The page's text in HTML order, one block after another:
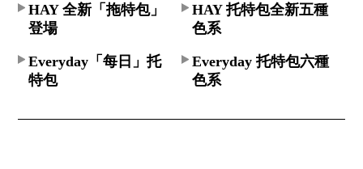
HAY 全新「拖特包」
登場
HAY 托特包全新五種
色系
Everyday「每日」托
特包
Everyday 托特包六種
色系